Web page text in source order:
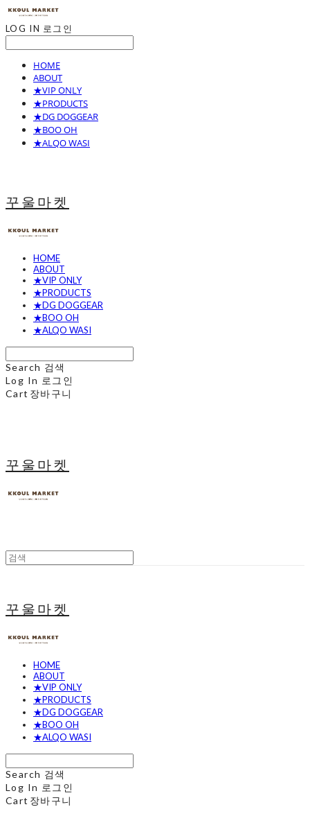
LOG IN 로그인
HOME
ABOUT
★VIP ONLY
★PRODUCTS
★DG DOGGEAR
★BOO OH
★ALQO WASI
꾸울마켓
HOME
ABOUT
★VIP ONLY
★PRODUCTS
★DG DOGGEAR
★BOO OH
★ALQO WASI
Search 검색
Log In 로그인
Cart 장바구니
꾸울마켓
꾸울마켓
HOME
ABOUT
★VIP ONLY
★PRODUCTS
★DG DOGGEAR
★BOO OH
★ALQO WASI
Search 검색
Log In 로그인
Cart 장바구니